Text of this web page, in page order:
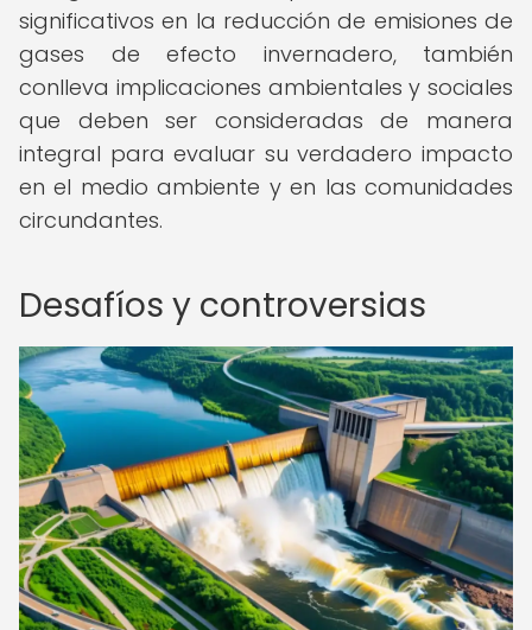
significativos en la reducción de emisiones de
gases de efecto invernadero, también
conlleva implicaciones ambientales y sociales
que deben ser consideradas de manera
integral para evaluar su verdadero impacto
en el medio ambiente y en las comunidades
circundantes.
Desafíos y controversias